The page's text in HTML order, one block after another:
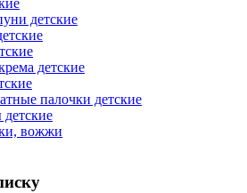
детские
детские
палочки детские
вожжи